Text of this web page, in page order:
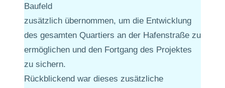
Baufeld
zusätzlich übernommen, um die Entwicklung
des gesamten Quartiers an der Hafenstraße zu
ermöglichen und den Fortgang des Projektes
zu sichern.
Rückblickend war dieses zusätzliche